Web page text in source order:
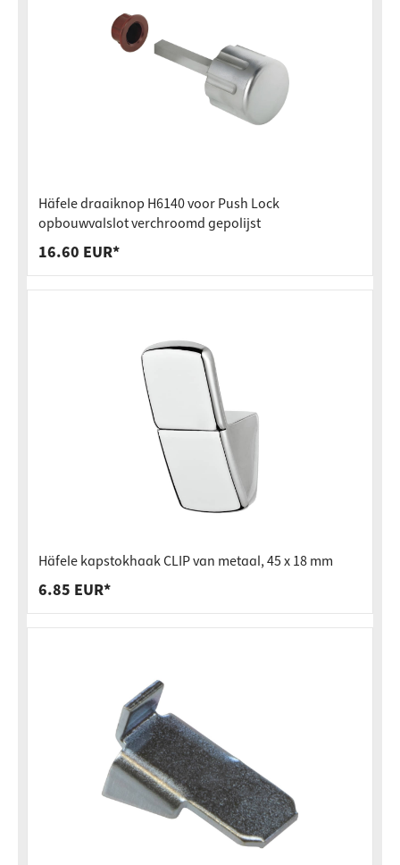
Häfele draaiknop H6140 voor Push Lock
opbouwvalslot verchroomd gepolijst
16.60 EUR*
Häfele kapstokhaak CLIP van metaal, 45 x 18 mm
6.85 EUR*